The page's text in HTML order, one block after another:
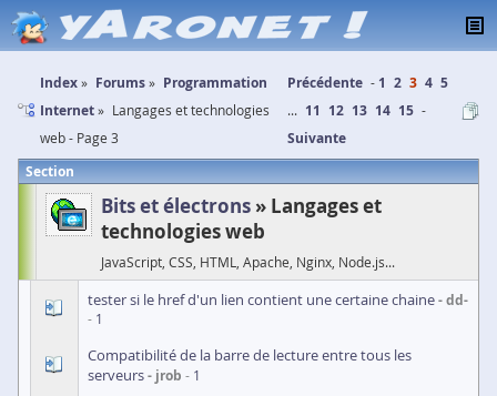
Index Forums
Programmation
Internet
Langages et technologies
web - Page 3
Précédente 1 2 3 4 5
... 11 12 13 14 15
Suivante
Section
Bits et électrons
Langages et
technologies web
JavaScript, CSS, HTML, Apache, Nginx, Node.js...
tester si le href d'un lien contient une certaine chaine dd-
1
Compatibilité de la barre de lecture entre tous les
serveurs
jrob 1